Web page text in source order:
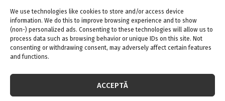
We use technologies like cookies to store and/or access device
information. We do this to improve browsing experience and to show
(non-) personalized ads. Consenting to these technologies will allow us to
process data such as browsing behavior or unique IDs on this site. Not
consenting or withdrawing consent, may adversely affect certain features
and functions.
ACCEPTĂ
ARTICOLE RECENTE
Confort termic pe timpul verii cu soluțiile de
climatizare de la Casa Instalatorului